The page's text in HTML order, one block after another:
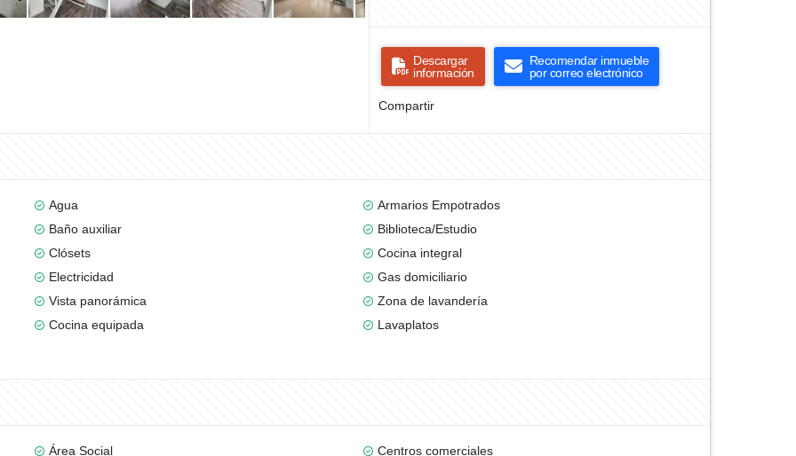
Descargar
información
Recomendar inmueble
por correo electrónico
Compartir
Agua
Armarios Empotrados
Baño auxiliar
Biblioteca/Estudio
Clósets
Cocina integral
Electricidad
Gas domiciliario
Vista panorámica
Zona de lavandería
Cocina equipada
Lavaplatos
Área Social
Centros comerciales